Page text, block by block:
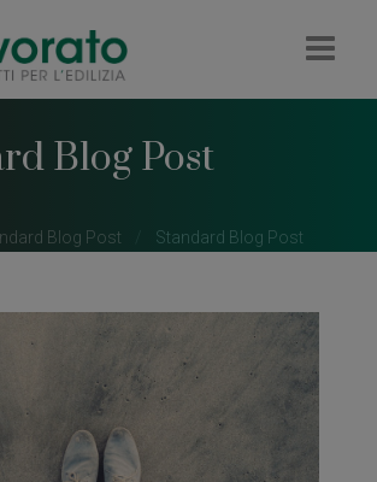
Blog Post
Blog Post Standard Blog Post